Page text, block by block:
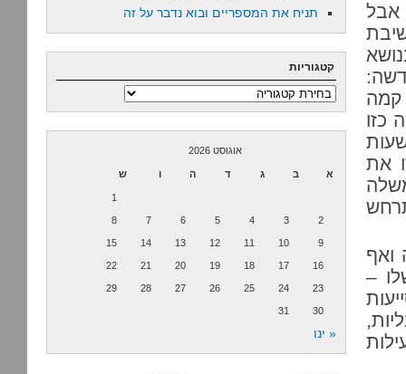
אבל
קמה
כזו
את
בפוליטיקה 40 שנה ואף
–
תניח את המספריים ובוא נדבר על זה
קטגוריות
קטגוריות
אוגוסט 2026
א ב ג ד ה ו ש
1
2
3
4
5
6
7
8
9
10
11
12
13
14
15
16
17
18
19
20
21
22
23
24
25
26
27
28
29
30
31
« ינו